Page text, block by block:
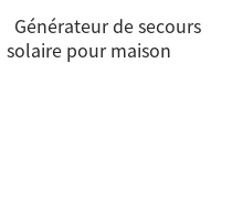
Générateur de secours
solaire pour maison